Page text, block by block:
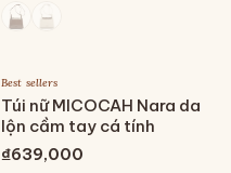
Best sellers
Túi nữ MICOCAH Nara da
lộn cầm tay cá tính
₫639,000